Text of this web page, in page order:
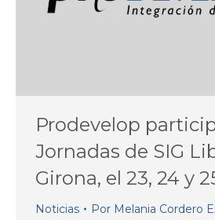
Prodevelop
Jornadas de SIG
Girona, el 23, 24 y
Noticias Por Melania Cordero